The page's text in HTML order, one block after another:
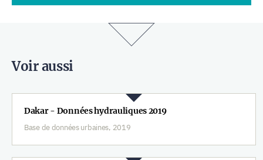
Voir aussi
Dakar - Données hydrauliques 2019
Base de données urbaines, 2019